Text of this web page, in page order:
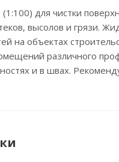
для чистки
высолов и грязи.
на объектах
различного
и в швах.